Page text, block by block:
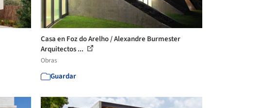
Casa en Foz do Arelho / Alexandre Burmester
Arquitectos ...
Obras
Guardar